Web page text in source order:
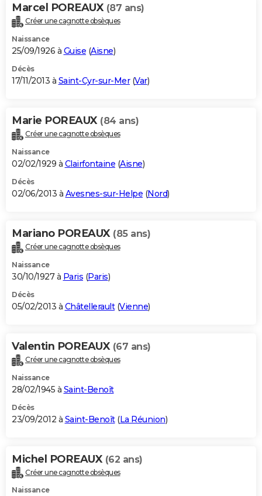
Marcel POREAUX (87 ans)
Créer une cagnotte obsèques
Naissance
25/09/1926 à Guise (Aisne)
Décès
17/11/2013 à Saint-Cyr-sur-Mer(Var)
Marie POREAUX (84 ans)
Créer une cagnotte obsèques
Naissance
02/02/1929 à Clairfontaine (Aisne)
Décès
02/06/2013 à Avesnes-sur-Helpe (Nord)
Mariano POREAUX (85 ans)
Créer une cagnotte obsèques
Naissance
30/10/1927 à Paris (Paris)
Décès
05/02/2013 à Châtellerault(Vienne)
Valentin POREAUX (67 ans)
Créer une cagnotte obsèques
Naissance
28/02/1945 à Saint-Benoît
Décès
23/09/2012 à Saint-Benoît(La Réunion)
Michel POREAUX (62 ans)
Créer une cagnotte obsèques
Naissance